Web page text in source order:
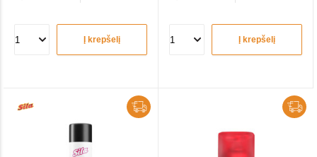
Į krepšelį Į krepšelį